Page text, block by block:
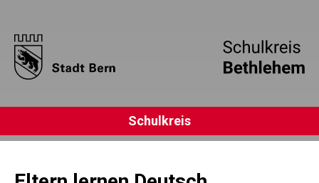
Schulkreis